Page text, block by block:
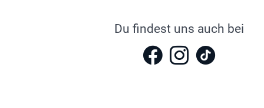
Du findest uns auch bei